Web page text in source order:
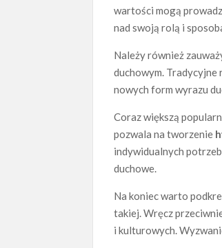
wartości mogą
nad swoją rolą i
Należy również
duchowym.
nowych form wyrazu
Coraz większą
pozwala na tworzenie
indywidualnych
duchowe.
Na koniec warto
takiej. Wręcz
i kulturowych.